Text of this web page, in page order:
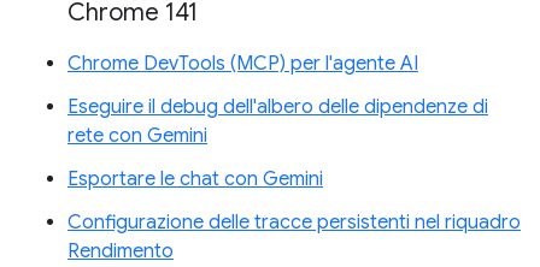
Chrome 141
Chrome DevTools (MCP) per l'agente AI
Eseguire il debug dell'albero delle dipendenze di
rete con Gemini
Esportare le chat con Gemini
Configurazione delle tracce persistenti nel riquadro
Rendimento